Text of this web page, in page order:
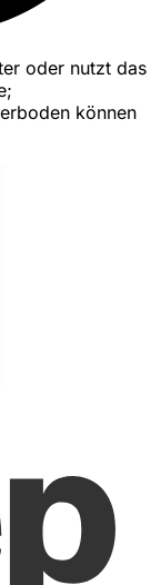
oder nutzt das
können